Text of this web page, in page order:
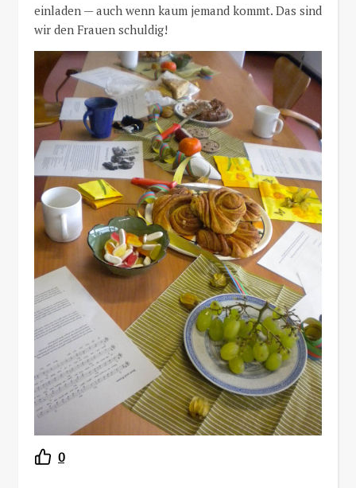
einladen — auch wenn kaum jemand kommt. Das sind
wir den Frauen schuldig!
0